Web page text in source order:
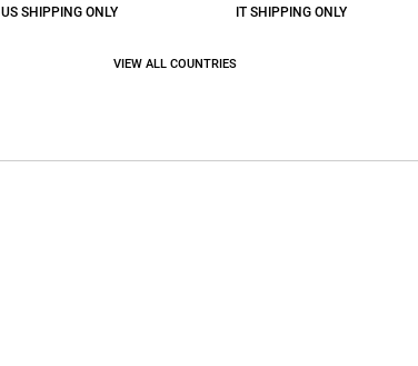
US SHIPPING ONLY IT SHIPPING ONLY
VIEW ALL COUNTRIES